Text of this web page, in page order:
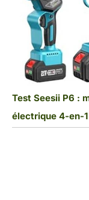
Test Seesii P6 :
électrique 4-en-1